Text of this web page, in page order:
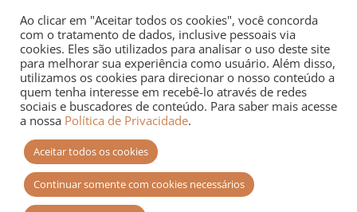
Programas
Jornalismo
Pesquisa
Educação
Documentários
Ao clicar em "Aceitar todos os cookies", você concorda
com o tratamento de dados, inclusive pessoais via
cookies. Eles são utilizados para analisar o uso deste site
para melhorar sua experiência como usuário. Além disso,
utilizamos os cookies para direcionar o nosso conteúdo a
quem tenha interesse em recebê-lo através de redes
sociais e buscadores de conteúdo. Para saber mais acesse
a nossa Política de Privacidade.
Aceitar todos os cookies
Continuar somente com cookies necessários